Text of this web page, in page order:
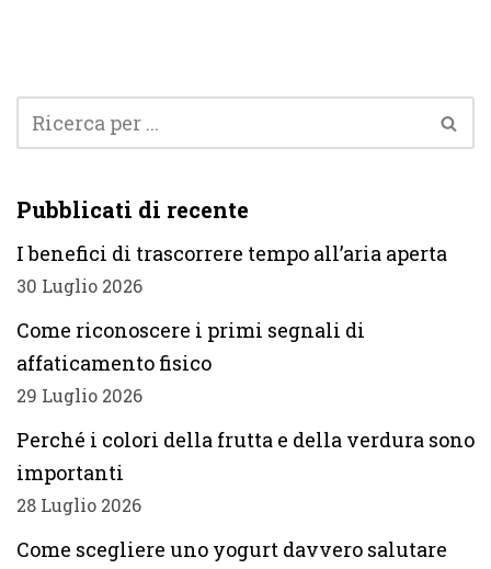
Pubblicati di recente
I benefici di trascorrere tempo all’aria aperta
30 Luglio 2026
Come riconoscere i primi segnali di
affaticamento fisico
29 Luglio 2026
Perché i colori della frutta e della verdura sono
importanti
28 Luglio 2026
Come scegliere uno yogurt davvero salutare